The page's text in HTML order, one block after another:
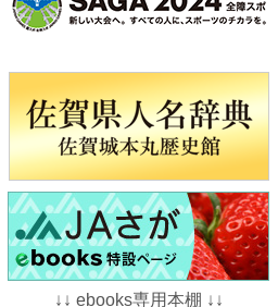
↓↓ ebooks専用本棚 ↓↓